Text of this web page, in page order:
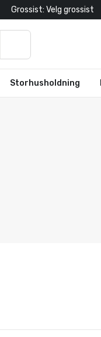
Grossist: Velg grossist
Storhusholdning